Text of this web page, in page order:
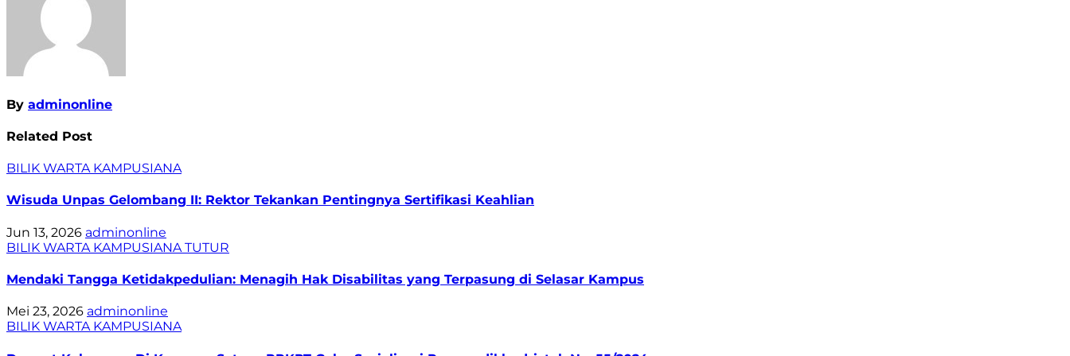
By adminonline
Related Post
BILIK WARTA KAMPUSIANA
Wisuda Unpas Gelombang II: Rektor Tekankan Pentingnya Sertifikasi Keahlian
Jun 13, 2026 adminonline
BILIK WARTA KAMPUSIANA TUTUR
Mendaki Tangga Ketidakpedulian: Menagih Hak Disabilitas yang Terpasung di Selasar Kampus
Mei 23, 2026 adminonline
BILIK WARTA KAMPUSIANA